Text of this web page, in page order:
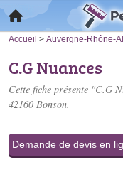
Accueil > Auvergne-Rhône-
C.G Nuances
Cette fiche présente "C.G
42160 Bonson.
Demande de devis en